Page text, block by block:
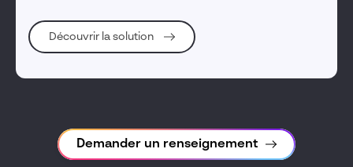
Découvrir la solution
Demander un renseignement